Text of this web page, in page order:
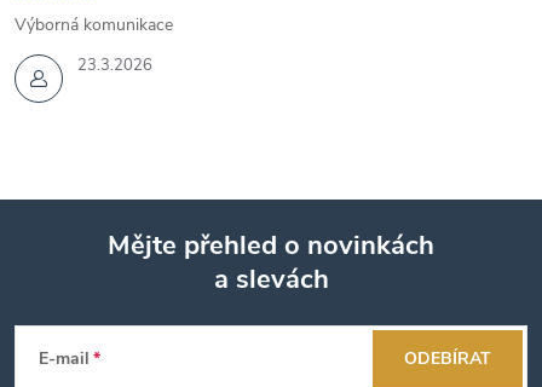
23.3.2026
Výborná komunikace
Mějte přehled o novinkách
a slevách
E-mail ODEBÍRAT